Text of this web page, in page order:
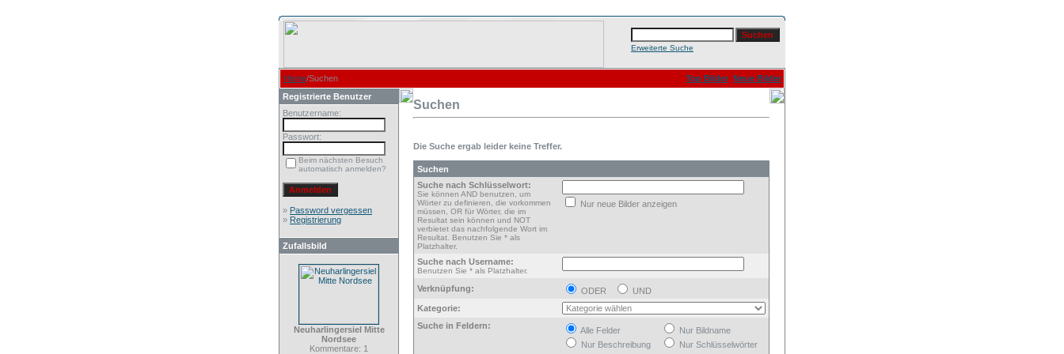
Erweiterte Suche
Home/Suchen Top Bilder Neue Bilder
Registrierte Benutzer
Benutzername:
Passwort:
Beim nächsten Besuch
automatisch anmelden?
» Password vergessen
» Registrierung
Zufallsbild
Neuharlingersiel Mitte
Nordsee
Kommentare: 1
Suchen
Die Suche ergab leider keine Treffer.
Suchen
Suche nach Schlüsselwort:
Sie können AND benutzen, um
Wörter zu definieren, die vorkommen
müssen, OR für Wörter, die im
Resultat sein können und NOT
verbietet das nachfolgende Wort im
Resultat. Benutzen Sie * als
Platzhalter.
Nur neue Bilder anzeigen
Suche nach Username:
Benutzen Sie * als Platzhalter.
Verknüpfung: ODER
UND
Kategorie:
Suche in Feldern:
Alle Felder
Nur Bildname
Nur Beschreibung
Nur Schlüsselwörter